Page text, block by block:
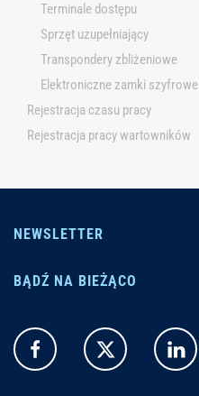
Terminale dostępu
Sprzęt uzupełniający
Transpondery zbliżeniowe
Elektroniczne zamki szyfrowe
Rejestracja czasu pracy
Rejestracja pracy wartowników
NEWSLETTER
BĄDŹ NA BIEŻĄCO